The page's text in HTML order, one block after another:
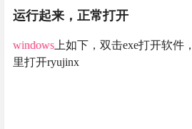
运行起来，正常打开
windows 上如下，双击exe打开软件
里打开ryujinx